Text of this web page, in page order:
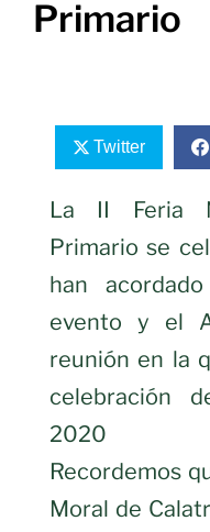
Primario
Twitter
La II Feria
Primario se
han
evento y el
reunión en la
celebración
2020
Recordemos
Moral de